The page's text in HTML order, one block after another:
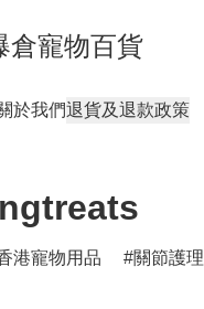
倉寵物百貨
於我們退貨及退款政策
港寵物用品 關節護理